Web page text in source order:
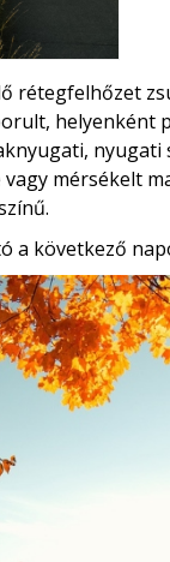
rétegfelhőzet
mérsékelt
a következő